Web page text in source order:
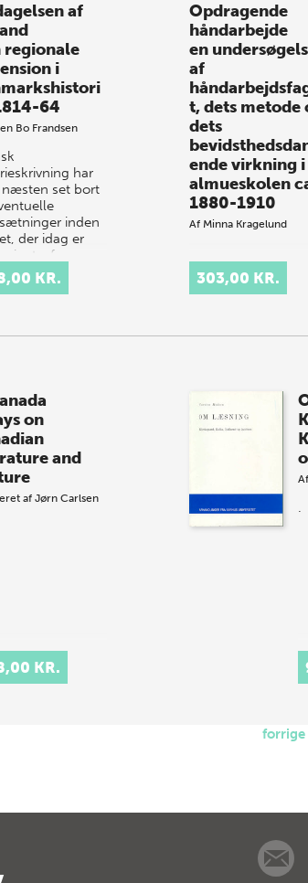
af
regionale
i
64
Bo Frandsen
har
set bort
inden
der idag er
- fx
Jylland og
KR.
Opdragende
håndarbejde
en
af
t, dets metode
dets
ende virkning i
almueskolen
1880-1910
Af Minna Kragelund
303,00 KR.
on
and
af Jørn Carlsen
KR.
Af
.
forrige